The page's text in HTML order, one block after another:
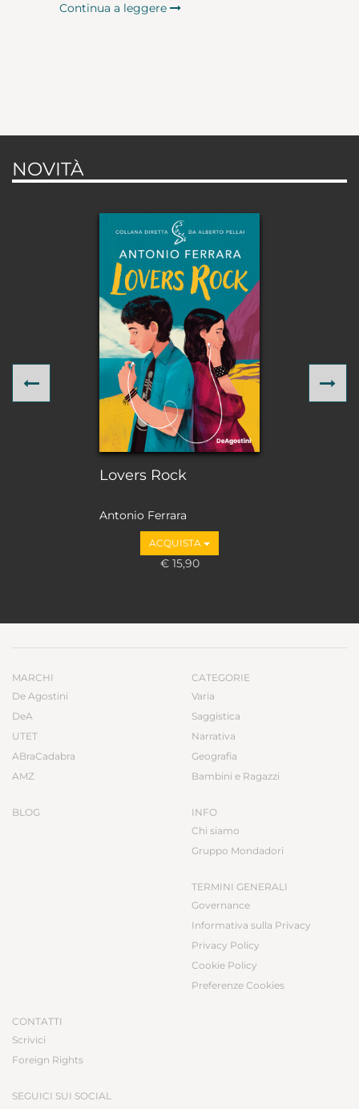
Continua a leggere
NOVITÀ
Lovers Rock
Antonio Ferrara
ACQUISTA
€ 15,90
Previous
MARCHI
De Agostini
DeA
UTET
ABraCadabra
AMZ
BLOG
CATEGORIE
Varia
Saggistica
Narrativa
Geografia
Bambini e Ragazzi
INFO
Chi siamo
Gruppo Mondadori
TERMINI GENERALI
Governance
Informativa sulla Privacy
Privacy Policy
Cookie Policy
Preferenze Cookies
CONTATTI
Scrivici
Foreign Rights
SEGUICI SUI SOCIAL